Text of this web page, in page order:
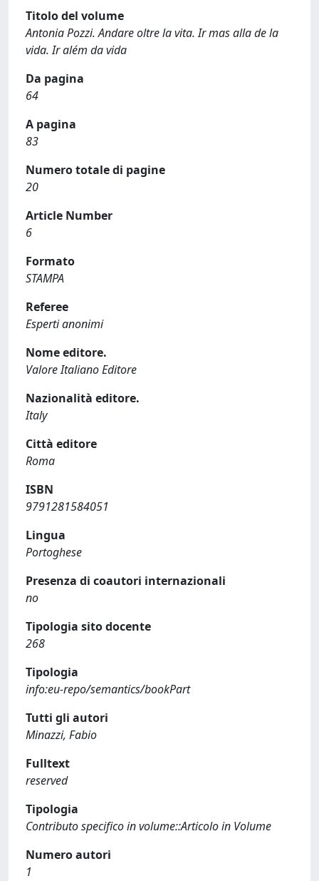
Titolo del volume
Antonia Pozzi. Andare oltre la vita. Ir mas alla de la
vida. Ir além da vida
Da pagina
64
A pagina
83
Numero totale di pagine
20
Article Number
6
Formato
STAMPA
Referee
Esperti anonimi
Nome editore.
Valore Italiano Editore
Nazionalità editore.
Italy
Città editore
Roma
ISBN
9791281584051
Lingua
Portoghese
Presenza di coautori internazionali
no
Tipologia sito docente
268
Tipologia
info:eu-repo/semantics/bookPart
Tutti gli autori
Minazzi, Fabio
Fulltext
reserved
Tipologia
Contributo specifico in volume::Articolo in Volume
Numero autori
1